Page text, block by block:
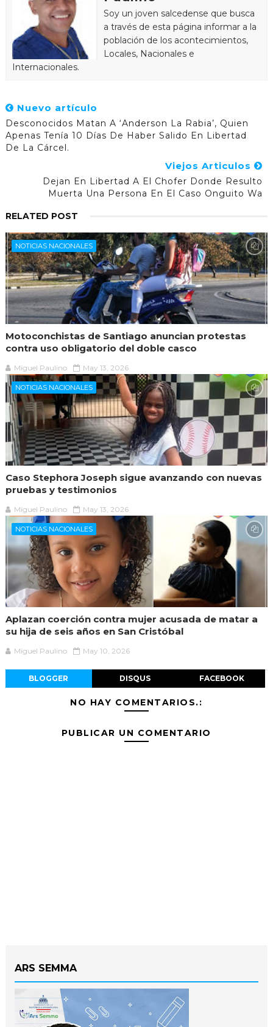
Soy un joven salcedense que busca
a través de esta página informar a la
población de los acontecimientos,
Locales, Nacionales e
Internacionales.
Nuevo artículo
Desconocidos Matan A ‘Anderson La Rabia’, Quien
Apenas Tenía 10 Días De Haber Salido En Libertad
De La Cárcel.
Viejos Articulos
Dejan En Libertad A El Chofer Donde Resulto
Muerta Una Persona En El Caso Onguito Wa
RELATED POST
NOTICIAS NACIONALES
Motoconchistas de Santiago anuncian protestas
contra uso obligatorio del doble casco
Miguel Paulino May 13, 2026
NOTICIAS NACIONALES
Caso Stephora Joseph sigue avanzando con nuevas
pruebas y testimonios
Miguel Paulino May 13, 2026
NOTICIAS NACIONALES
Aplazan coerción contra mujer acusada de matar a
su hija de seis años en San Cristóbal
Miguel Paulino May 10, 2026
BLOGGER DISQUS FACEBOOK
NO HAY COMENTARIOS.:
PUBLICAR UN COMENTARIO
ARS SEMMA